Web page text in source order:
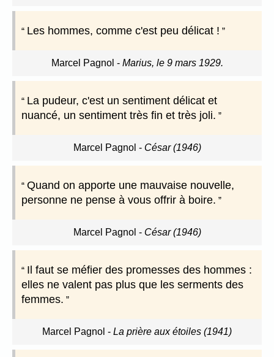
Les hommes, comme c'est peu délicat !
Marcel Pagnol - Marius, le 9 mars 1929.
La pudeur, c'est un sentiment délicat et
nuancé, un sentiment très fin et très joli.
Marcel Pagnol - César (1946)
Quand on apporte une mauvaise nouvelle,
personne ne pense à vous offrir à boire.
Marcel Pagnol - César (1946)
Il faut se méfier des promesses des hommes :
elles ne valent pas plus que les serments des
femmes.
Marcel Pagnol - La prière aux étoiles (1941)